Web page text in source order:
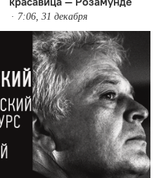
7:06, 31 декабря